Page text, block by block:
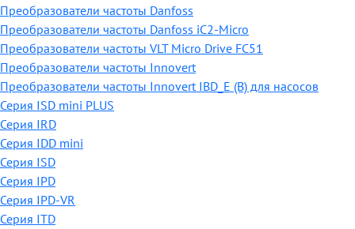
Преобразователи частоты Danfoss
Преобразователи частоты Danfoss iC2-Micro
Преобразователи частоты VLT Micro Drive FC51
Преобразователи частоты Innovert
Преобразователи частоты Innovert IBD_E (B) для насосов
Серия ISD mini PLUS
Серия IRD
Серия IDD mini
Серия ISD
Серия IPD
Серия IPD-VR
Серия ITD